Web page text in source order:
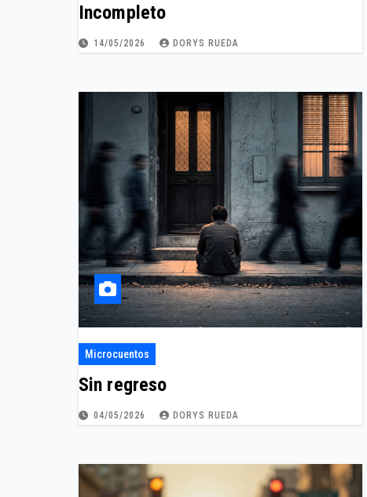
Incompleto
14/05/2026 DORYS RUEDA
Microcuentos
Sin regreso
04/05/2026 DORYS RUEDA